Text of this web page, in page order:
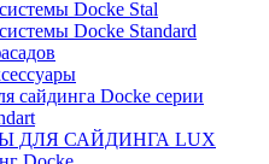
Docke Stal
Docke Standard
сайдинга Docke серии
ДЛЯ САЙДИНГА LUX